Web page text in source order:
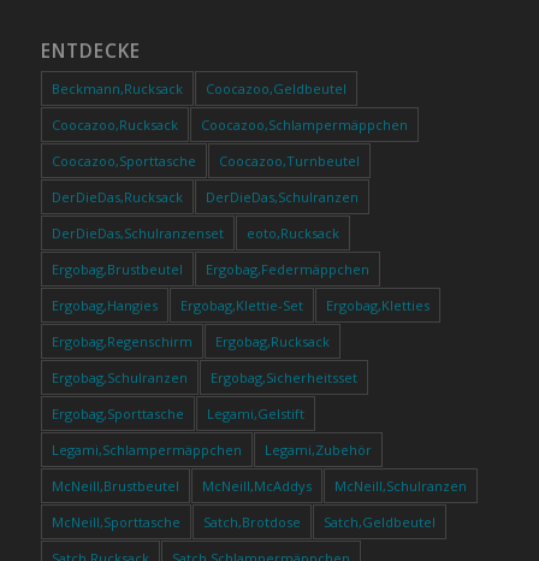
ENTDECKE
Beckmann,Rucksack
Coocazoo,Geldbeutel
Coocazoo,Rucksack
Coocazoo,Schlampermäppchen
Coocazoo,Sporttasche
Coocazoo,Turnbeutel
DerDieDas,Rucksack
DerDieDas,Schulranzen
DerDieDas,Schulranzenset
eoto,Rucksack
Ergobag,Brustbeutel
Ergobag,Federmäppchen
Ergobag,Hangies
Ergobag,Klettie-Set
Ergobag,Kletties
Ergobag,Regenschirm
Ergobag,Rucksack
Ergobag,Schulranzen
Ergobag,Sicherheitsset
Ergobag,Sporttasche
Legami,Gelstift
Legami,Schlampermäppchen
Legami,Zubehör
McNeill,Brustbeutel
McNeill,McAddys
McNeill,Schulranzen
McNeill,Sporttasche
Satch,Brotdose
Satch,Geldbeutel